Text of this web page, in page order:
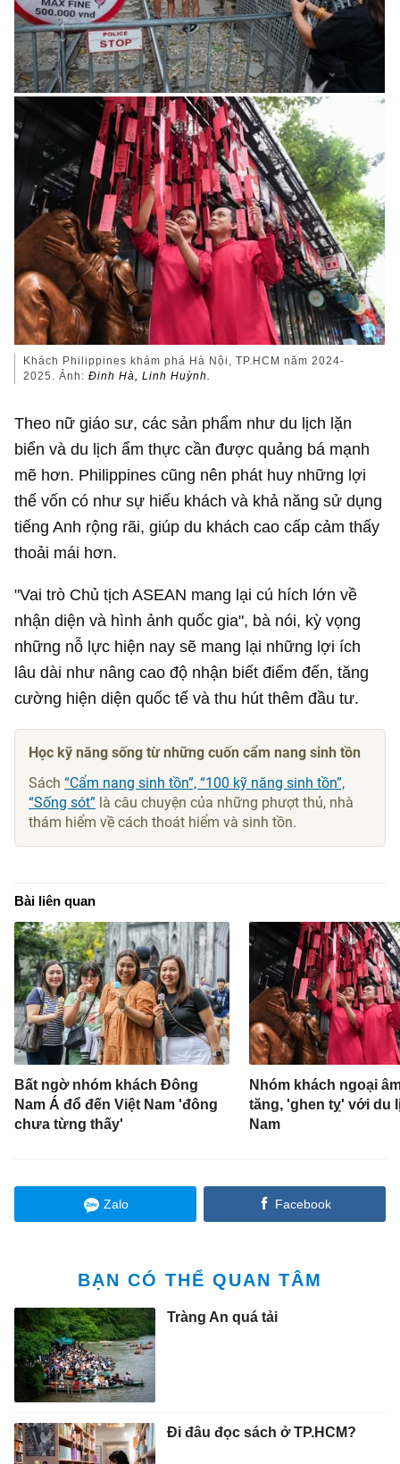
Khách Philippines khám phá Hà Nội, TP.HCM năm 2024-
2025. Ảnh:Đinh Hà, Linh Huỳnh.
Theo nữ giáo sư, các sản phẩm như du lịch lặn
biển và du lịch ẩm thực cần được quảng bá mạnh
mẽ hơn. Philippines cũng nên phát huy những lợi
thế vốn có như sự hiếu khách và khả năng sử dụng
tiếng Anh rộng rãi, giúp du khách cao cấp cảm thấy
thoải mái hơn.
"Vai trò Chủ tịch ASEAN mang lại cú hích lớn về
nhận diện và hình ảnh quốc gia", bà nói, kỳ vọng
những nỗ lực hiện nay sẽ mang lại những lợi ích
lâu dài như nâng cao độ nhận biết điểm đến, tăng
cường hiện diện quốc tế và thu hút thêm đầu tư.
Học kỹ năng sống từ những cuốn cẩm nang sinh tồn
Sách“Cẩm nang sinh tồn”, “100 kỹ năng sinh tồn”,
“Sống sót” là câu chuyện của những phượt thủ, nhà
thám hiểm về cách thoát hiểm và sinh tồn.
Bài liên quan
Bất ngờ nhóm khách Đông
Nam Á đổ đến Việt Nam 'đông
chưa từng thấy'
Nhóm khách ngoại
tăng, 'ghen tỵ' với du
Nam
Zalo Facebook
BẠN CÓ THỂ QUAN TÂM
Tràng An quá tải
Đi đâu đọc sách ở TP.HCM?